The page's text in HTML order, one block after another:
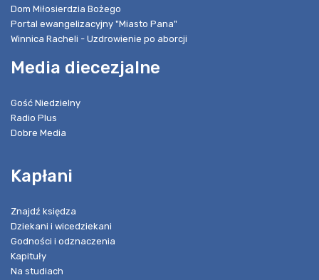
Dom Miłosierdzia Bożego
Portal ewangelizacyjny "Miasto Pana"
Winnica Racheli - Uzdrowienie po aborcji
Media diecezjalne
Gość Niedzielny
Radio Plus
Dobre Media
Kapłani
Znajdź księdza
Dziekani i wicedziekani
Godności i odznaczenia
Kapituły
Na studiach